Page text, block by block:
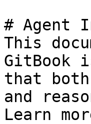
# Agent
This
GitBook
that both
and
Learn